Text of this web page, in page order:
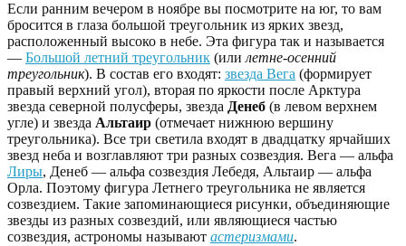
Если ранним вечером в ноябре вы посмотрите на юг, то вам
бросится в глаза большой треугольник из ярких звезд,
расположенный высоко в небе. Эта фигура так и называется
— Большой летний треугольник (или летне-осенний
треугольник). В состав его входят: звезда Вега (формирует
правый верхний угол), вторая по яркости после Арктура
звезда северной полусферы, звезда Денеб (в левом верхнем
угле) и звезда Альтаир (отмечает нижнюю вершину
треугольника). Все три светила входят в двадцатку ярчайших
звезд неба и возглавляют три разных созвездия. Вега — альфа
Лиры, Денеб — альфа созвездия Лебедя, Альтаир — альфа
Орла. Поэтому фигура Летнего треугольника не является
созвездием. Такие запоминающиеся рисунки, объединяющие
звезды из разных созвездий, или являющиеся частью
созвездия, астрономы называют астеризмами.